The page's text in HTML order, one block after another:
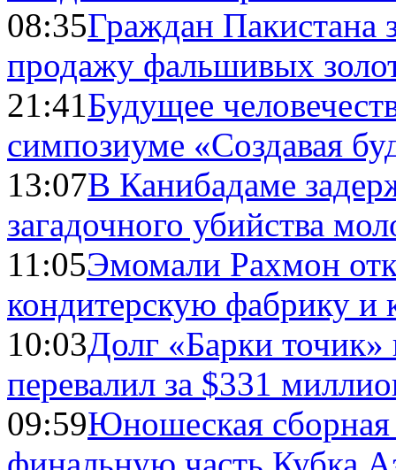
08:35Граждан Пакистана
продажу фальшивых
21:41Будущее
симпозиуме «Создавая
13:07В Канибадаме
загадочного убийства
11:05Эмомали Рахмон
кондитерскую фабрику и
10:03Долг «Барки
перевалил за $331
09:59Юношеская